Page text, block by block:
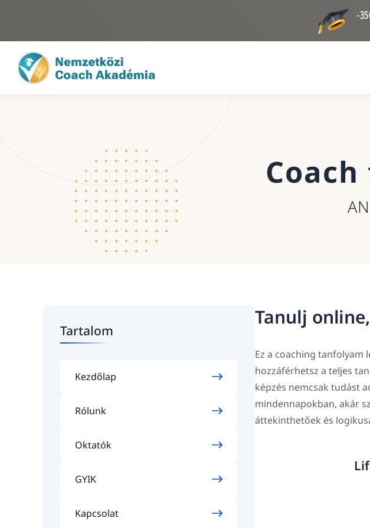
-
Tartalom
Kezdőlap
Rólunk
Oktatók
GYIK
Kapcsolat
Tanulj
Ez a coaching tanfolyam
hozzáférhetsz a teljes
képzés nemcsak tudást
mindennapokban, akár
áttekinthetőek és